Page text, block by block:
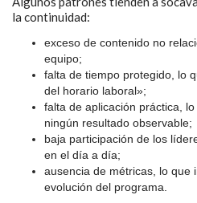
la continuidad:
exceso de contenido no
equipo;
falta de tiempo protegido, lo
del horario laboral»;
falta de aplicación práctica,
ningún resultado observable;
baja participación de los
en el día a día;
ausencia de métricas, lo que
evolución del programa.